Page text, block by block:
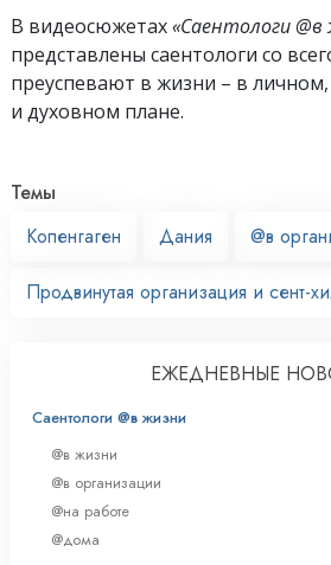
В видеосюжетах«Саентологи @в
представлены саентологи со
преуспевают в жизни – в личном,
и духовном плане.
Темы
Копенгаген
Дания @в
Продвинутая организация и сент-
ЕЖЕДНЕВНЫЕ
Саентологи @в жизни
@в жизни
@в организации
@на работе
@дома